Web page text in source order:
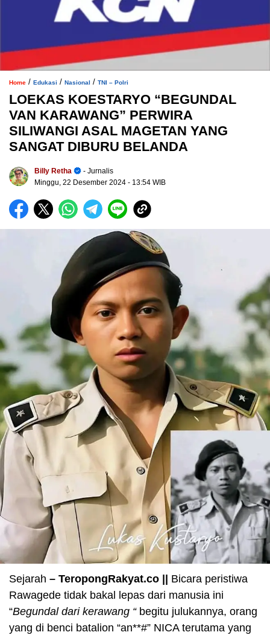
Home / Edukasi / Nasional / TNI – Polri
LOEKAS KOESTARYO “BEGUNDAL
VAN KARAWANG” PERWIRA
SILIWANGI ASAL MAGETAN YANG
SANGAT DIBURU BELANDA
Billy Retha
- Jurnalis
Minggu, 22 Desember 2024 - 13:54 WIB
Sejarah – TeropongRakyat.co
Bicara peristiwa
Rawagede tidak bakal lepas dari manusia ini
“Begundal dari kerawang “begitu julukannya, orang
yang di benci batalion “an**#” NICA terutama yang